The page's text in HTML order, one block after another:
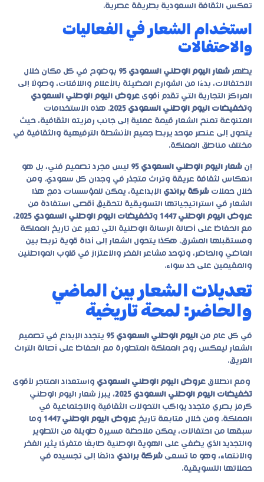
تعكس الثقافة السعودية بطريقة عصرية.
استخدام الشعار في الفعاليات
والاحتفالات
يظهر شعار اليوم الوطني السعودي 95
بوضوح في كل مكان خلال
الاحتفالات، بدءًا من الشوارع المضيئة بالأعلام واللافتات، وصولًا إلى
المراكز التجارية التي تقدم أقوى عروض اليوم الوطني السعودي
وتخفيضات اليوم الوطني السعودي 2025
. هذه الاستخدامات
المتنوعة تمنح الشعار قيمة عملية إلى جانب رمزيته الثقافية، حيث
يتحول إلى عنصر موحد يربط جميع الأنشطة الترفيهية والثقافية في
مختلف مناطق المملكة.
إن شعار اليوم الوطني السعودي 95
ليس مجرد تصميم فني، بل هو
انعكاس لثقافة عريقة وتراث متجذر في وجدان كل سعودي. ومن
خلال حملات شركة براندي الإبداعية، يمكن للمؤسسات دمج هذا
الشعار في استراتيجياتها التسويقية لتحقيق أقصى استفادة من
عروض اليوم الوطني 1447
وتخفيضات اليوم الوطني السعودي 2025
،
مع الحفاظ على أصالة الرسالة الوطنية التي تعبر عن تاريخ المملكة
ومستقبلها المشرق. هكذا يتحول الشعار إلى أداة قوية تربط بين
الماضي والحاضر، وتوحد مشاعر الفخر والاعتزاز في قلوب المواطنين
والمقيمين على حد سواء.
تعديلات الشعار بين الماضي
والحاضر: لمحة تاريخية
في كل عام من اليوم الوطني السعودي 95
يتجدد الإبداع في تصميم
الشعار ليعكس روح المملكة المتطورة مع الحفاظ على أصالة التراث
العريق.
ومع انطلاق عروض اليوم الوطني السعودي واستعداد المتاجر لأقوى
تخفيضات اليوم الوطني السعودي 2025
، يبرز شعار اليوم الوطني
كرمز بصري متجدد يواكب التحولات الثقافية والاجتماعية في
المملكة. ومن خلال متابعة تاريخ عروض اليوم الوطني 1447
وما
سبقها من احتفالات، يمكن ملاحظة مسيرة طويلة من التطوير
والتجديد الذي يضفي على الهوية الوطنية طابعًا متفردًا يثير الفخر
والانتماء، وهو ما تسعى شركة براندي دائمًا إلى تجسيده في
حملاتها التسويقية.